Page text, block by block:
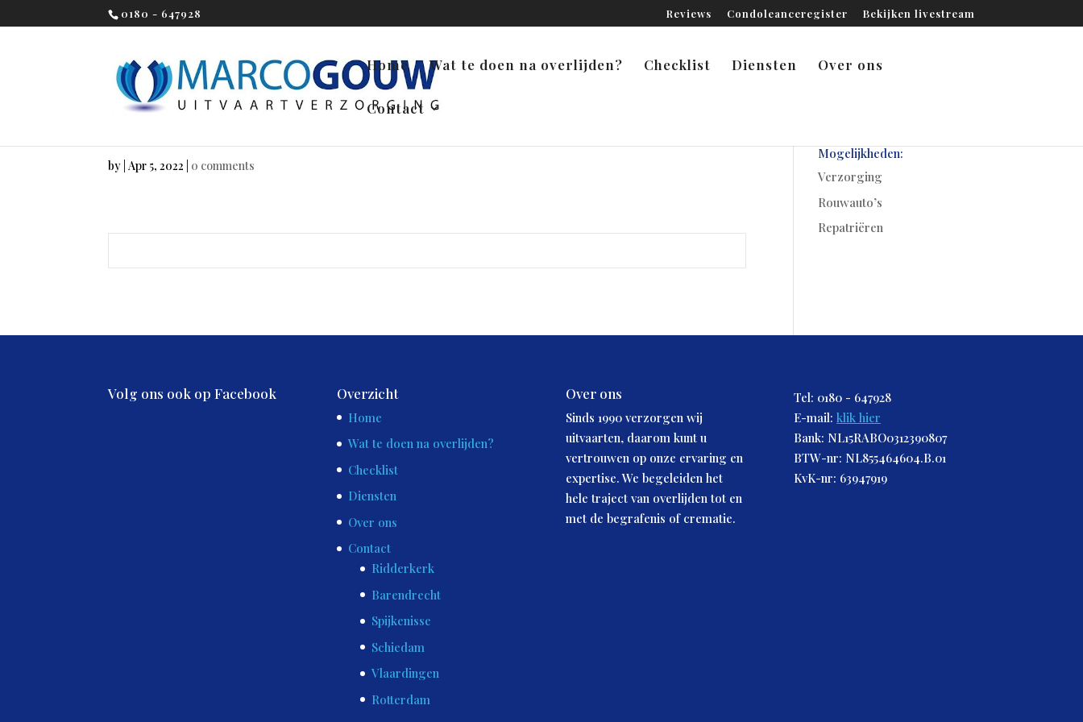
0180 - 647928 Reviews Condoleanceregister Bekijken livestream
Home Wat te doen na overlijden? Checklist Diensten Over ons
Contact
by |Apr 5, 2022 0 comments
Mogelijkheden:
Verzorging
Rouwauto’s
Repatriëren
Volg ons ook op Facebook Overzicht
Home
Wat te doen na overlijden?
Checklist
Diensten
Over ons
Contact
Ridderkerk
Barendrecht
Spijkenisse
Schiedam
Vlaardingen
Rotterdam
Over ons
Sinds 1990 verzorgen wij
uitvaarten, daarom kunt u
vertrouwen op onze ervaring en
expertise. We begeleiden het
hele traject van overlijden tot en
met de begrafenis of crematie.
Tel: 0180 - 647928
E-mail:klik hier
Bank: NL15RABO0312390807
BTW-nr: NL855464604.B.01
KvK-nr: 63947919